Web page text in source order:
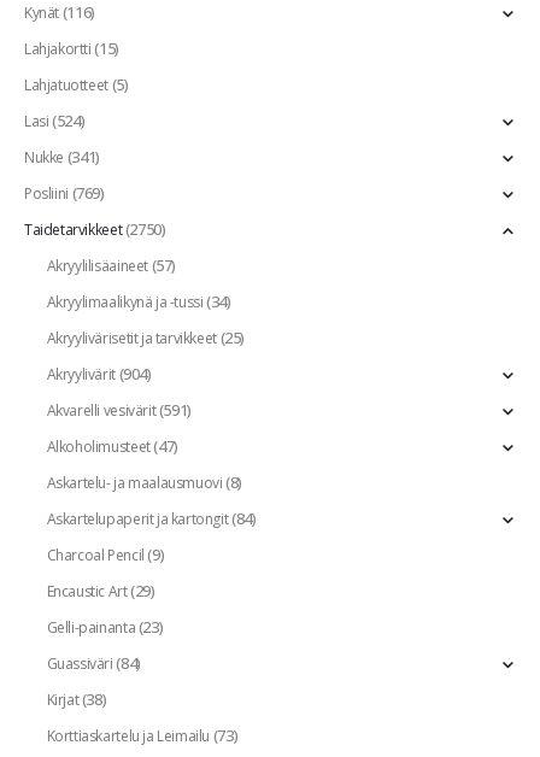
Kynät(116)
Lahjakortti(15)
Lahjatuotteet(5)
Lasi(524)
Nukke (341)
Posliini (769)
Taidetarvikkeet(2750)
Akryylilisäaineet(57)
Akryylimaalikynä ja -tussi(34)
Akryylivärisetit ja tarvikkeet(25)
Akryylivärit(904)
Akvarelli vesivärit(591)
Alkoholimusteet(47)
Askartelu- ja maalausmuovi(8)
Askartelupaperit ja kartongit(84)
Charcoal Pencil(9)
Encaustic Art(29)
Gelli-painanta(23)
Guassiväri(84)
Kirjat(38)
Korttiaskartelu ja Leimailu (73)